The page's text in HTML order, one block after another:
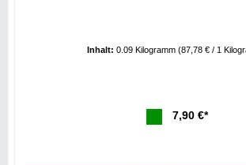
Inhalt: 0.09 Kilogramm (87,78 € / 1
7,90 €*